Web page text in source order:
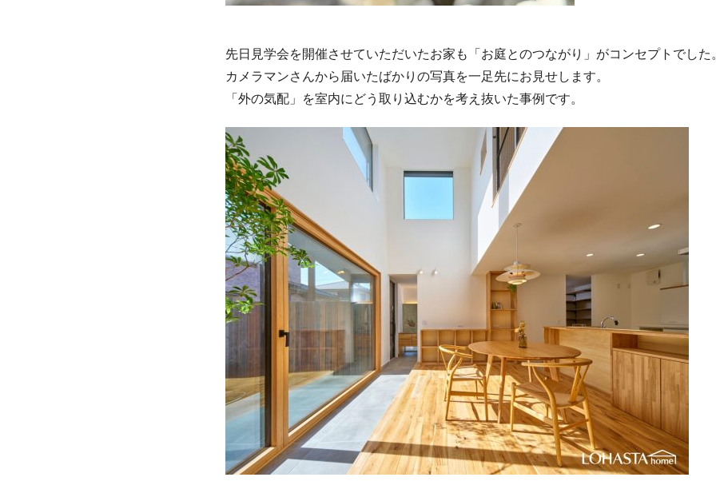
先日見学会を開催させていただいたお家も「お庭とのつながり」がコンセプトでした
カメラマンさんから届いたばかりの写真を一足先にお見せします。
「外の気配」を室内にどう取り込むかを考え抜いた事例です。